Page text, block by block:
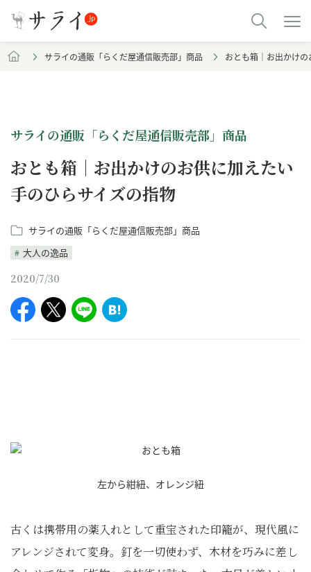
サライの通販「らくだ屋通信販売部」商品 おとも箱｜お出かけ
サライの通販「らくだ屋通信販売部」商品
おとも箱｜お出かけのお供に加えたい
手のひらサイズの指物
サライの通販「らくだ屋通信販売部」商品
大人の逸品
2020/7/30
左から紺紐、オレンジ紐
古くは携帯用の薬入れとして重宝された印籠が、現代風に
アレンジされて変身。釘を一切使わず、木材を巧みに差し